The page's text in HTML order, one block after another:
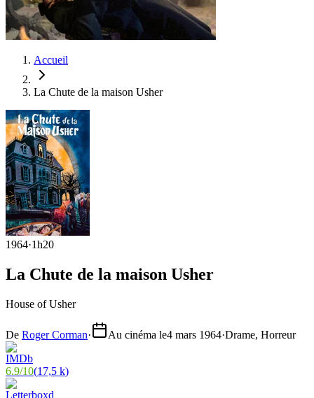
Accueil
La Chute de la maison Usher
1964·1h20
La Chute de la maison Usher
House of Usher
De Roger Corman· Au cinéma le4 mars 1964·Drame, Horreur
6.9/10(17,5 k)